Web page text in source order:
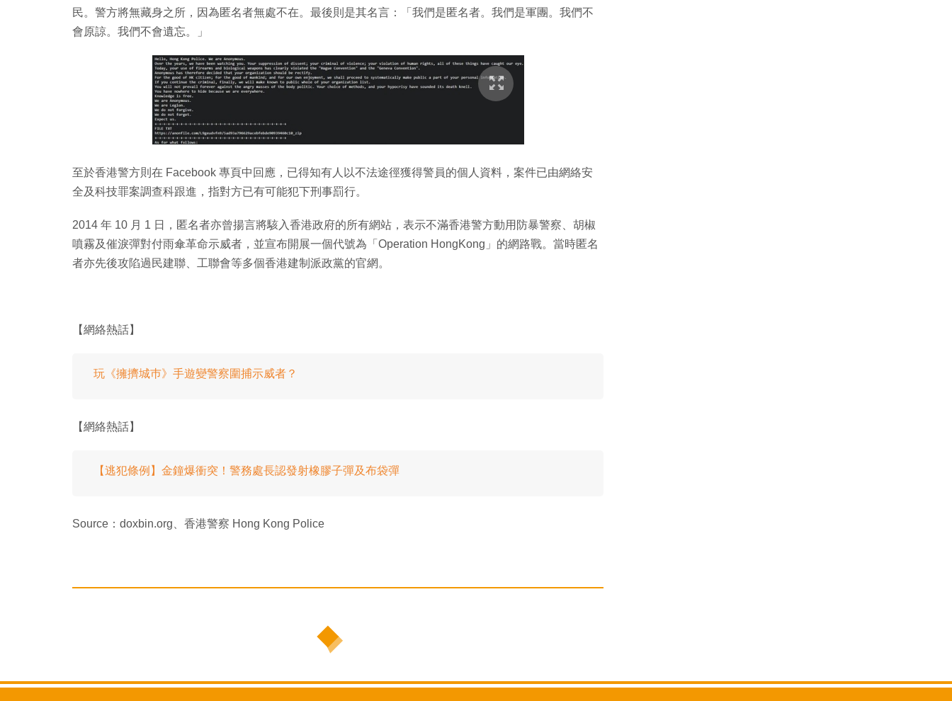
民。警方將無藏身之所，因為匿名者無處不在。最後則是其名言：「我們是匿名者。我們是軍團。我們不
會原諒。我們不會遺忘。」
至於香港警方則在 Facebook 專頁中回應，已得知有人以不法途徑獲得警員的個人資料，案件已由網絡安
全及科技罪案調查科跟進，指對方已有可能犯下刑事罰行。
2014 年 10 月 1 日，匿名者亦曾揚言將駭入香港政府的所有網站，表示不滿香港警方動用防暴警察、胡椒
噴霧及催淚彈對付雨傘革命示威者，並宣布開展一個代號為「Operation HongKong」的網路戰。當時匿名
者亦先後攻陷過民建聯、工聯會等多個香港建制派政黨的官網。
【網絡熱話】
玩《擁擠城巿》手遊變警察圍捕示威者？
【網絡熱話】
【逃犯條例】金鐘爆衝突！警務處長認發射橡膠子彈及布袋彈
Source：doxbin.org、香港警察 Hong Kong Police